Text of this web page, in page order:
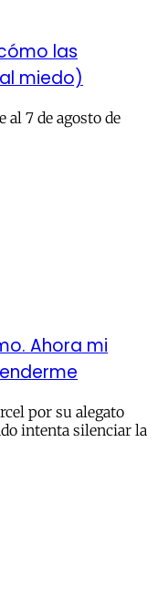
las
miedo)
7 de agosto de
Ahora mi
por su alegato
intenta silenciar la